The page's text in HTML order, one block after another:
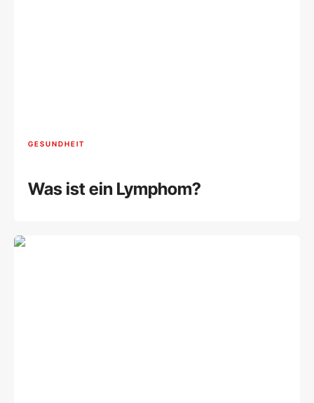
GESUNDHEIT
Was ist ein Lymphom?